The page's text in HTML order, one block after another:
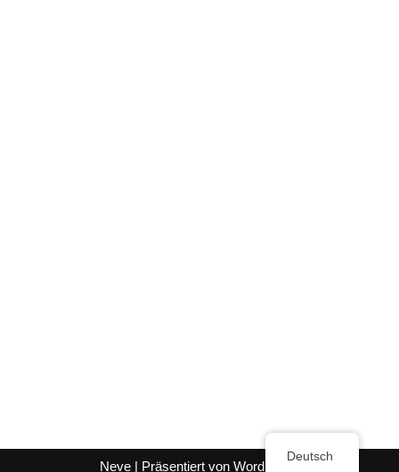
Neve | Präsentiert von WordPress
Deutsch